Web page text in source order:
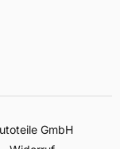
GmbH